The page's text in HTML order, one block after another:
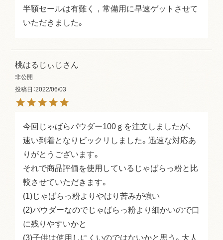
半額セールは有難く，常備用に早速ゲットさせて
いただきました。
桃はるじぃじ
非公開
投稿日 2022/06/03
今回じゃばらパウダー100ｇを注文しましたが、
速い到着となりビックリしました。迅速な対応あ
りがとうございます。
それで商品評価を使用しているじゃばらっ粉と比
較させていただきます。
(1)じゃばらっ粉よりやはり苦みが強い
(2)パウダーなのでじゃばらっ粉より細かいので口
に残りやすいかと
(3)子供は使用しにくいのではないかと思う。大人